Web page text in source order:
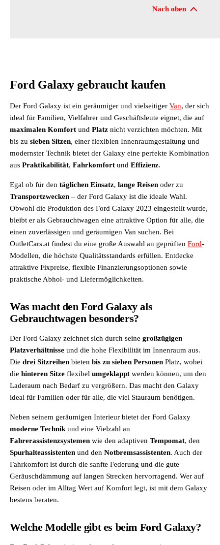
Nach oben
Ford Galaxy gebraucht kaufen
Der Ford Galaxy ist ein geräumiger und vielseitiger Van, der sich
ideal für Familien, Vielfahrer und Geschäftsleute eignet, die auf
maximalen Komfort und Platz nicht verzichten möchten. Mit
bis zu sieben Sitzen, einer flexiblen Innenraumgestaltung und
modernster Technik bietet der Galaxy eine perfekte Kombination
aus Praktikabilität, Fahrkomfort und Effizienz.
Egal ob für den täglichen Einsatz, lange Reisen oder zu
Transportzwecken – der Ford Galaxy ist die ideale Wahl.
Obwohl die Produktion des Ford Galaxy 2023 eingestellt wurde,
bleibt er als Gebrauchtwagen eine attraktive Option für alle, die
einen zuverlässigen und geräumigen Van suchen. Bei
OutletCars.at findest du eine große Auswahl an geprüften Ford-
Modellen, die höchste Qualitätsstandards erfüllen. Entdecke
attraktive Fixpreise, flexible Finanzierungsoptionen sowie
praktische Abhol- und Liefermöglichkeiten.
Was macht den Ford Galaxy als
Gebrauchtwagen besonders?
Der Ford Galaxy zeichnet sich durch seine großzügigen
Platzverhältnisse und die hohe Flexibilität im Innenraum aus.
Die drei Sitzreihen bieten bis zu sieben Personen Platz, wobei
die hinteren Sitze flexibel umgeklappt werden können, um den
Laderaum nach Bedarf zu vergrößern. Das macht den Galaxy
ideal für Familien oder für alle, die viel Stauraum benötigen.
Neben seinem geräumigen Interieur bietet der Ford Galaxy
moderne Technik und eine Vielzahl an
Fahrerassistenzsystemen wie den adaptiven Tempomat, den
Spurhalteassistenten und den Notbremsassistenten. Auch der
Fahrkomfort ist durch die sanfte Federung und die gute
Geräuschdämmung auf langen Strecken hervorragend. Wer auf
Reisen oder im Alltag Wert auf Komfort legt, ist mit dem Galaxy
bestens beraten.
Welche Modelle gibt es beim Ford Galaxy?